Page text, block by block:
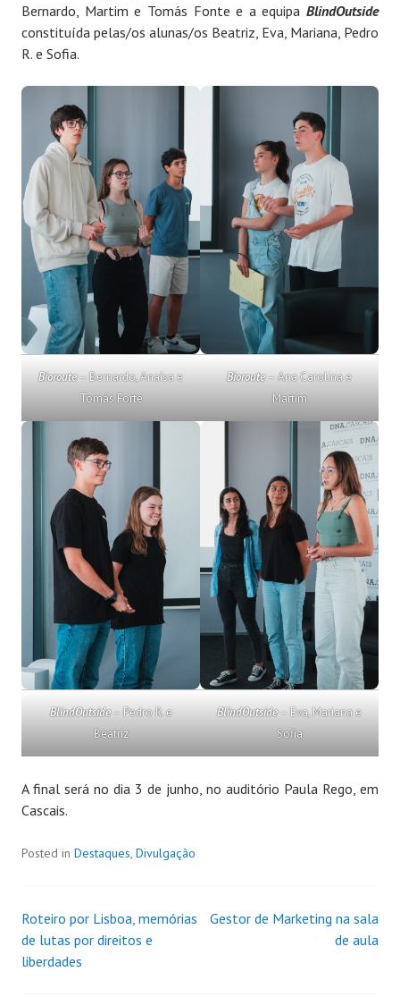
Bernardo, Martim e Tomás Fonte e a equipa BlindOutside
constituída pelas/os alunas/os Beatriz, Eva, Mariana, Pedro
R. e Sofia.
Bioroute– Bernardo, Anaísa e
Tomás Forte
Bioroute– Ana Carolina e
Martim
BlindOutside– Pedro R. e
Beatriz
BlindOutside– Eva, Mariana e
Sofia
A final será no dia 3 de junho, no auditório Paula Rego, em
Cascais.
Posted in Destaques, Divulgação
Roteiro por Lisboa, memórias
de lutas por direitos e
liberdades
Gestor de Marketing na sala
de aula